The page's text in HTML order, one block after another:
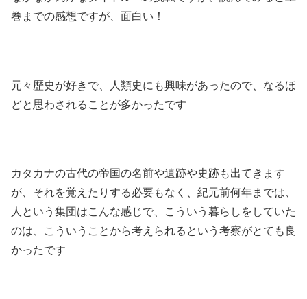
巻までの感想ですが、面白い！
元々歴史が好きで、人類史にも興味があったので、なるほ
どと思わされることが多かったです
カタカナの古代の帝国の名前や遺跡や史跡も出てきます
が、それを覚えたりする必要もなく、紀元前何年までは、
人という集団はこんな感じで、こういう暮らしをしていた
のは、こういうことから考えられるという考察がとても良
かったです